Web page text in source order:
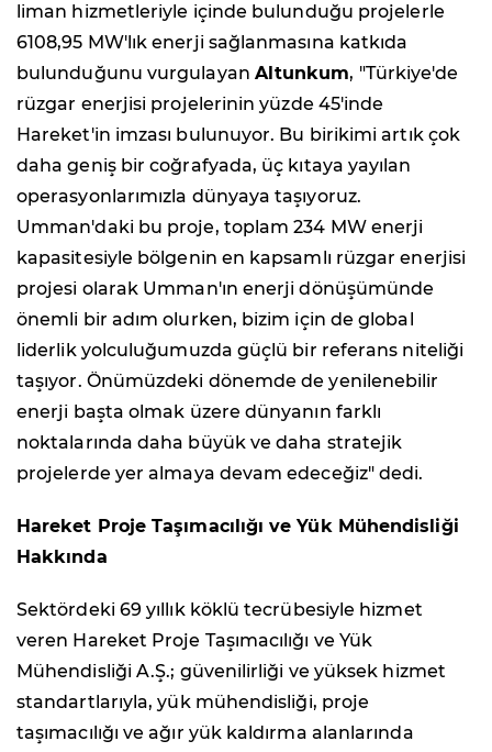
liman hizmetleriyle içinde bulunduğu projelerle
6108,95 MW'lık enerji sağlanmasına katkıda
bulunduğunu vurgulayan Altunkum, "Türkiye'de
rüzgar enerjisi projelerinin yüzde 45'inde
Hareket'in imzası bulunuyor. Bu birikimi artık çok
daha geniş bir coğrafyada, üç kıtaya yayılan
operasyonlarımızla dünyaya taşıyoruz.
Umman'daki bu proje, toplam 234 MW enerji
kapasitesiyle bölgenin en kapsamlı rüzgar enerjisi
projesi olarak Umman'ın enerji dönüşümünde
önemli bir adım olurken, bizim için de global
liderlik yolculuğumuzda güçlü bir referans niteliği
taşıyor. Önümüzdeki dönemde de yenilenebilir
enerji başta olmak üzere dünyanın farklı
noktalarında daha büyük ve daha stratejik
projelerde yer almaya devam edeceğiz" dedi.
Hareket Proje Taşımacılığı ve Yük Mühendisliği
Hakkında
Sektördeki 69 yıllık köklü tecrübesiyle hizmet
veren Hareket Proje Taşımacılığı ve Yük
Mühendisliği A.Ş.; güvenilirliği ve yüksek hizmet
standartlarıyla, yük mühendisliği, proje
taşımacılığı ve ağır yük kaldırma alanlarında